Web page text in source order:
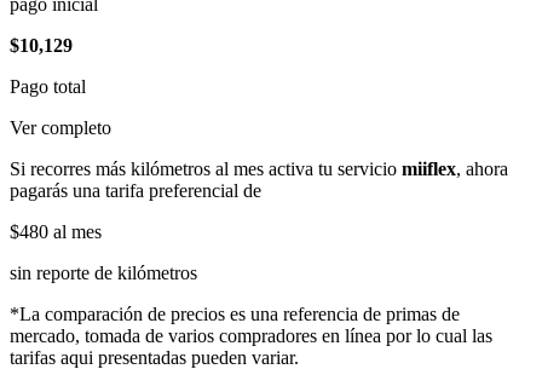
$10,129
Pago total
Ver completo
Si recorres más kilómetros al mes activa tu servicio miiflex, ahora
pagarás una tarifa preferencial de
$480 al mes
sin reporte de kilómetros
*La comparación de precios es una referencia de primas de
mercado, tomada de varios compradores en línea por lo cual las
tarifas aqui presentadas pueden variar.